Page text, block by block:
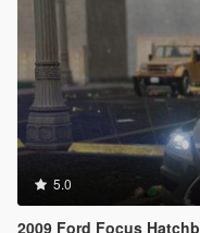
5.0
2009 Ford Focus